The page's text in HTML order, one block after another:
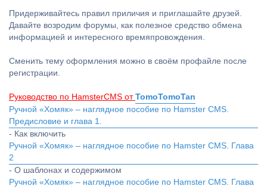
Придерживайтесь правил приличия и приглашайте друзей.
Давайте возродим форумы, как полезное средство обмена
информацией и интересного времяпровождения.
Сменить тему оформления можно в своём профайле после
регистрации.
Руководство по HamsterCMS от TomoTomoTan
Ручной «Хомяк» – наглядное пособие по Hamster CMS.
Предисловие и глава 1.
- Как включить
Ручной «Хомяк» – наглядное пособие по Hamster CMS. Глава
2
- О шаблонах и содержимом
Ручной «Хомяк» – наглядное пособие по Hamster CMS. Глава